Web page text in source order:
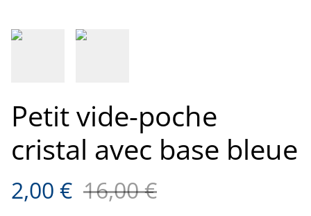
Petit vide-poche
cristal avec base bleue
2,00 € 16,00 €